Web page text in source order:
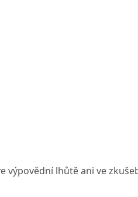
výpovědní lhůtě ani ve